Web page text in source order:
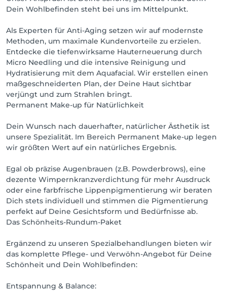
• Lash- & Browlifting
• Kopfhautpigmentierung (SMP)
Parkplätze findest du bequem direkt neben dem
Salon.
Sollte online mal kein freier Termin angezeigt
werden, schreibe uns gerne eine Nachricht bei
Whatsapp - 0173 150 24 30.
Dein Wohlbefinden steht bei uns im Mittelpunkt.
Als Experten für Anti-Aging setzen wir auf modernste
Methoden, um maximale Kundenvorteile zu erzielen.
Entdecke die tiefenwirksame Hauterneuerung durch
Micro Needling und die intensive Reinigung und
Hydratisierung mit dem Aquafacial. Wir erstellen einen
maßgeschneiderten Plan, der Deine Haut sichtbar
verjüngt und zum Strahlen bringt.
Permanent Make-up für Natürlichkeit
Dein Wunsch nach dauerhafter, natürlicher Ästhetik ist
unsere Spezialität. Im Bereich Permanent Make-up legen
wir größten Wert auf ein natürliches Ergebnis.
Egal ob präzise Augenbrauen (z.B. Powderbrows), eine
dezente Wimpernkranzverdichtung für mehr Ausdruck
oder eine farbfrische Lippenpigmentierung wir beraten
Dich stets individuell und stimmen die Pigmentierung
perfekt auf Deine Gesichtsform und Bedürfnisse ab.
Das Schönheits-Rundum-Paket
Ergänzend zu unseren Spezialbehandlungen bieten wir
das komplette Pflege- und Verwöhn-Angebot für Deine
Schönheit und Dein Wohlbefinden:
Entspannung & Balance: